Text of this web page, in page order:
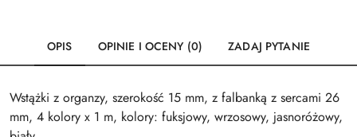
OPIS OPINIE I OCENY (0) ZADAJ PYTANIE
Wstążki z organzy, szerokość 15 mm, z falbanką z sercami 26
mm, 4 kolory x 1 m, kolory: fuksjowy, wrzosowy, jasnoróżowy,